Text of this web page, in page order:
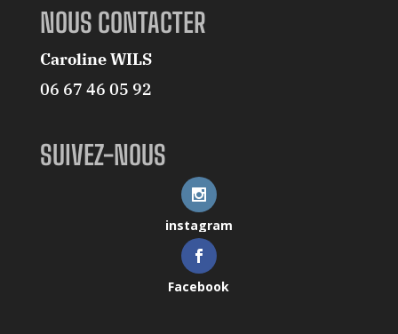
NOUS CONTACTER
Caroline WILS
06 67 46 05 92
SUIVEZ-NOUS
instagram
Facebook